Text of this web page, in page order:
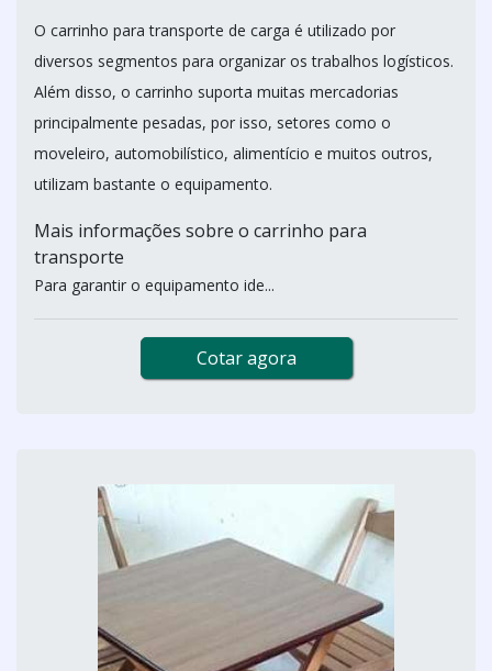
O carrinho para transporte de carga é utilizado por
diversos segmentos para organizar os trabalhos logísticos.
Além disso, o carrinho suporta muitas mercadorias
principalmente pesadas, por isso, setores como o
moveleiro, automobilístico, alimentício e muitos outros,
utilizam bastante o equipamento.
Mais informações sobre o carrinho para
transporte
Para garantir o equipamento ide...
Cotar agora